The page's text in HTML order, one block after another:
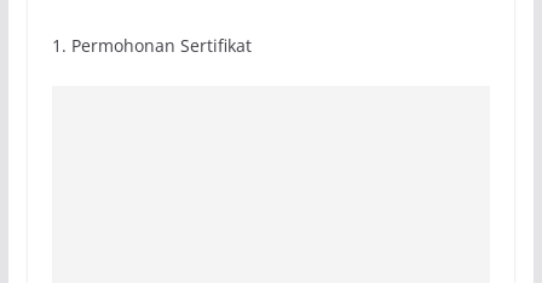
1. Permohonan Sertifikat